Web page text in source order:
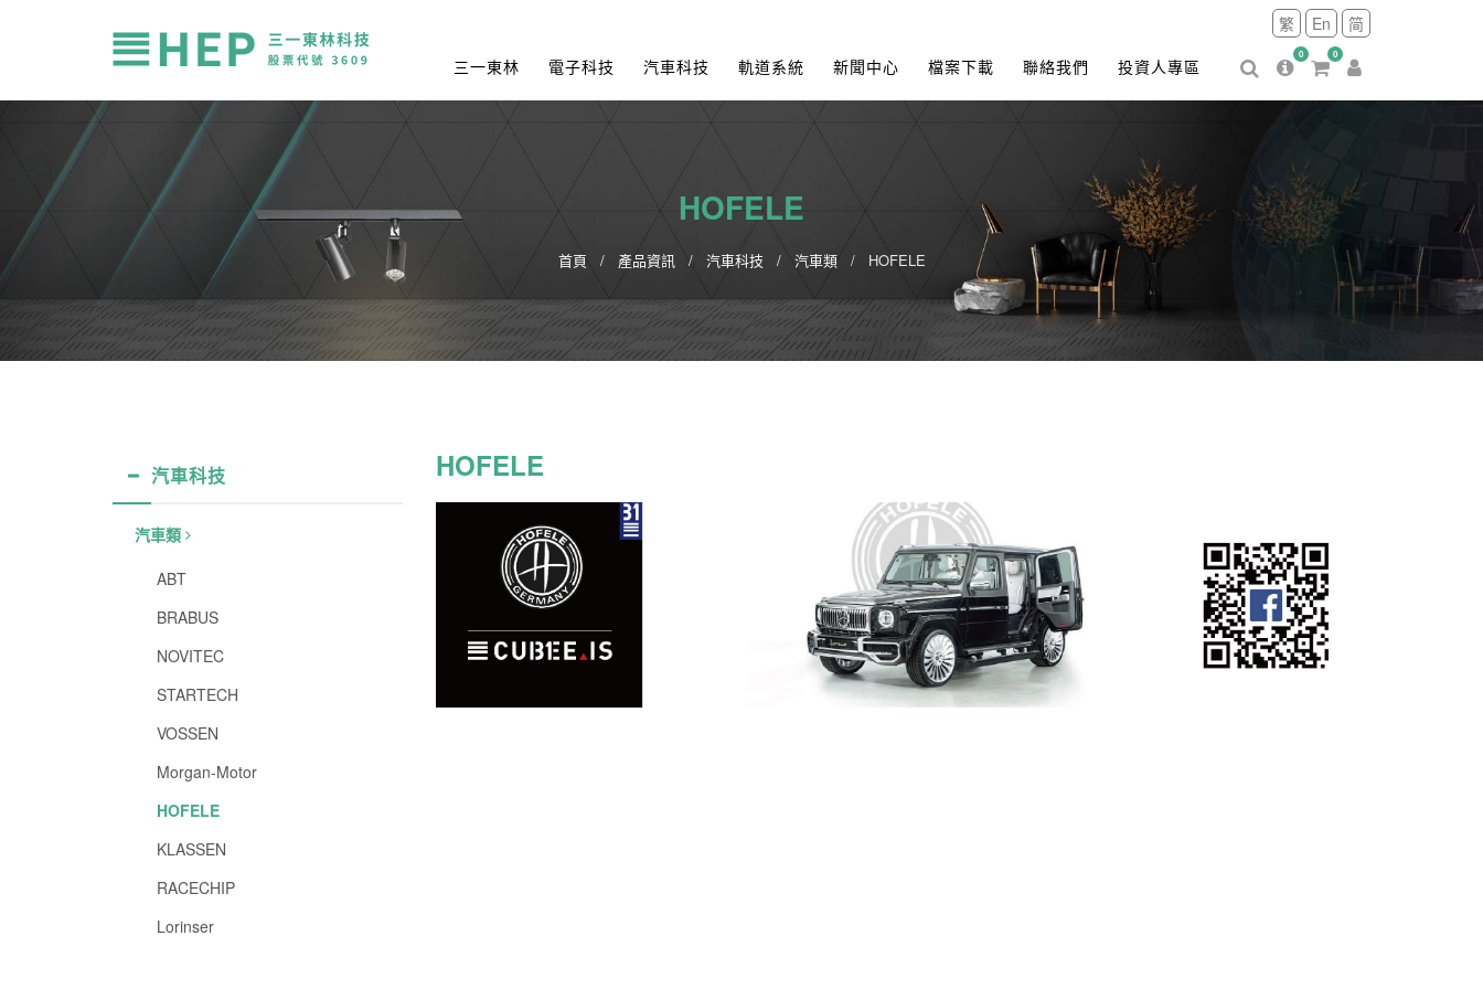
繁 En 简
0 0
三一東林 電子科技 汽車科技 軌道系統 新聞中心 檔案下載 聯絡我們 投資人專區
HOFELE
首頁 產品資訊 汽車科技 汽車類 HOFELE
汽車科技
汽車類
ABT
BRABUS
NOVITEC
STARTECH
VOSSEN
Morgan-Motor
HOFELE
KLASSEN
RACECHIP
Lorinser
HOFELE